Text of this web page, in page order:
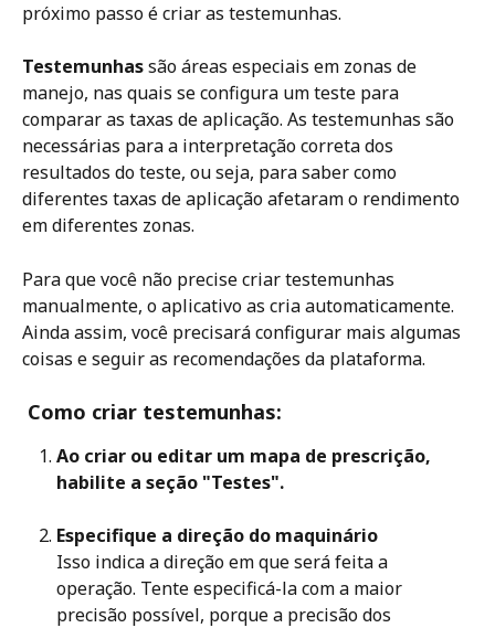
próximo passo é criar as testemunhas.
Testemunhas são áreas especiais em zonas de
manejo, nas quais se configura um teste para
comparar as taxas de aplicação. As testemunhas são
necessárias para a interpretação correta dos
resultados do teste, ou seja, para saber como
diferentes taxas de aplicação afetaram o rendimento
em diferentes zonas.
Para que você não precise criar testemunhas
manualmente, o aplicativo as cria automaticamente.
Ainda assim, você precisará configurar mais algumas
coisas e seguir as recomendações da plataforma.
Como criar testemunhas:
Ao criar ou editar um mapa de prescrição,
habilite a seção "Testes".
Especifique a direção do maquinário
Isso indica a direção em que será feita a
operação. Tente especificá-la com a maior
precisão possível, porque a precisão dos